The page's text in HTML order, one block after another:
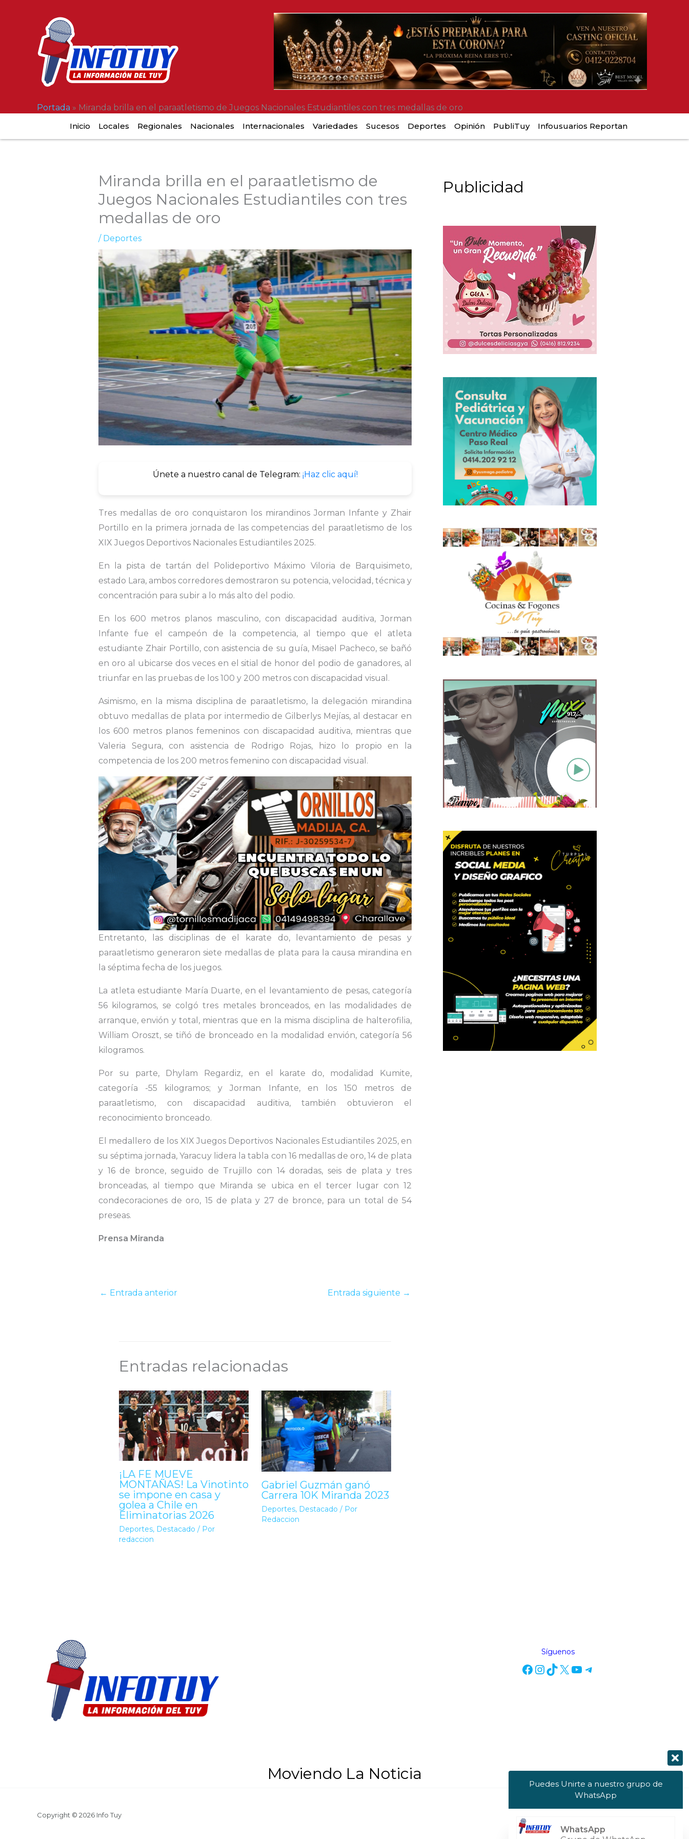
contenido
Portada » Miranda brilla en el paraatletismo de Juegos Nacionales Estudiantiles con tres medallas de oro
Inicio
Locales Regionales Nacionales Internacionales Variedades Sucesos Deportes Opinión PubliTuy Infousuarios Reportan
Miranda brilla en el paraatletismo de
Juegos Nacionales Estudiantiles con tres
medallas de oro
/ Deportes
Únete a nuestro canal de Telegram: ¡Haz clic aquí!
Tres medallas de oro conquistaron los mirandinos Jorman Infante y Zhair
Portillo en la primera jornada de las competencias del paraatletismo de los
XIX Juegos Deportivos Nacionales Estudiantiles 2025.
En la pista de tartán del Polideportivo Máximo Viloria de Barquisimeto,
estado Lara, ambos corredores demostraron su potencia, velocidad, técnica y
concentración para subir a lo más alto del podio.
En los 600 metros planos masculino, con discapacidad auditiva, Jorman
Infante fue el campeón de la competencia, al tiempo que el atleta
estudiante Zhair Portillo, con asistencia de su guía, Misael Pacheco, se bañó
en oro al ubicarse dos veces en el sitial de honor del podio de ganadores, al
triunfar en las pruebas de los 100 y 200 metros con discapacidad visual.
Asimismo, en la misma disciplina de paraatletismo, la delegación mirandina
obtuvo medallas de plata por intermedio de Gilberlys Mejías, al destacar en
los 600 metros planos femeninos con discapacidad auditiva, mientras que
Valeria Segura, con asistencia de Rodrigo Rojas, hizo lo propio en la
competencia de los 200 metros femenino con discapacidad visual.
Entretanto, las disciplinas de el karate do, levantamiento de pesas y
paraatletismo generaron siete medallas de plata para la causa mirandina en
la séptima fecha de los juegos.
La atleta estudiante María Duarte, en el levantamiento de pesas, categoría
56 kilogramos, se colgó tres metales bronceados, en las modalidades de
arranque, envión y total, mientras que en la misma disciplina de halterofilia,
William Oroszt, se tiñó de bronceado en la modalidad envión, categoría 56
kilogramos.
Por su parte, Dhylam Regardiz, en el karate do, modalidad Kumite,
categoría -55 kilogramos; y Jorman Infante, en los 150 metros de
paraatletismo, con discapacidad auditiva, también obtuvieron el
reconocimiento bronceado.
El medallero de los XIX Juegos Deportivos Nacionales Estudiantiles 2025, en
su séptima jornada, Yaracuy lidera la tabla con 16 medallas de oro, 14 de plata
y 16 de bronce, seguido de Trujillo con 14 doradas, seis de plata y tres
bronceadas, al tiempo que Miranda se ubica en el tercer lugar con 12
condecoraciones de oro, 15 de plata y 27 de bronce, para un total de 54
preseas.
Prensa Miranda
← Entrada anterior Entrada siguiente →
Entradas relacionadas
¡LA FE MUEVE
MONTAÑAS! La Vinotinto
se impone en casa y
golea a Chile en
Eliminatorias 2026
Deportes, Destacado / Por
redaccion
Gabriel Guzmán ganó
Carrera 10K Miranda 2023
Deportes, Destacado / Por
Redaccion
Publicidad
Síguenos
Moviendo La Noticia
Copyright © 2026 Info Tuy
Puedes Unirte a nuestro grupo de
WhatsApp
WhatsApp